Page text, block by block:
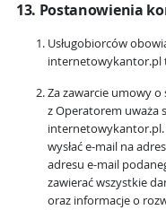
13. Postanowienia
Usługobiorców
internetowykantor.pl
Za zawarcie umowy o
z Operatorem uważa
internetowykantor.pl.
wysłać e-mail na
adresu e-mail
zawierać wszystkie
oraz informacje o